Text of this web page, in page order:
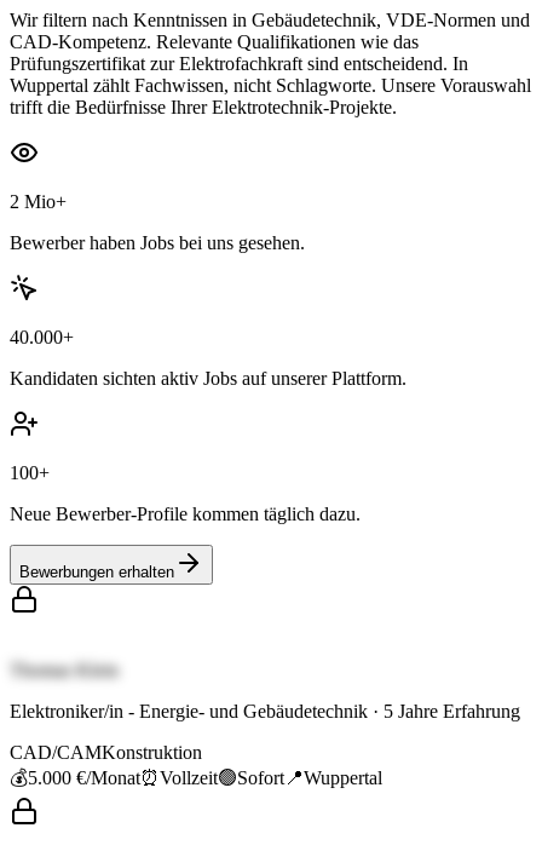
Wir filtern nach Kenntnissen in Gebäudetechnik, VDE-Normen und
CAD-Kompetenz. Relevante Qualifikationen wie das
Prüfungszertifikat zur Elektrofachkraft sind entscheidend. In
Wuppertal zählt Fachwissen, nicht Schlagworte. Unsere Vorauswahl
trifft die Bedürfnisse Ihrer Elektrotechnik-Projekte.
2 Mio+
Bewerber haben Jobs bei uns gesehen.
40.000+
Kandidaten sichten aktiv Jobs auf unserer Plattform.
100+
Neue Bewerber-Profile kommen täglich dazu.
Bewerbungen erhalten
Thomas Klein
Elektroniker/in - Energie- und Gebäudetechnik · 5 Jahre Erfahrung
CAD/CAMKonstruktion
💰5.000 €/Monat⏰Vollzeit🟢Sofort 📍Wuppertal